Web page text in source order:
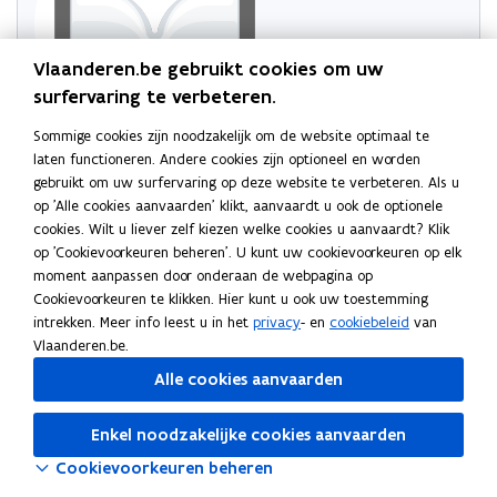
Probeer de pagina opnieuw te laden
Indien dit niet lukt, wacht even en probeer opnieuw
Neem contact met ons op
Heb je een vraag of opmerking?
Laat het ons weten
Vlaanderen.be gebruikt cookies om uw
surfervaring te verbeteren.
Sommige cookies zijn noodzakelijk om de website optimaal te
laten functioneren. Andere cookies zijn optioneel en worden
gebruikt om uw surfervaring op deze website te verbeteren. Als u
op 'Alle cookies aanvaarden' klikt, aanvaardt u ook de optionele
cookies. Wilt u liever zelf kiezen welke cookies u aanvaardt? Klik
op 'Cookievoorkeuren beheren'. U kunt uw cookievoorkeuren op elk
moment aanpassen door onderaan de webpagina op
Cookievoorkeuren te klikken. Hier kunt u ook uw toestemming
intrekken. Meer info leest u in het privacy- en cookiebeleid van
Vlaanderen.be.
Alle cookies aanvaarden
Enkel noodzakelijke cookies aanvaarden
Cookievoorkeuren beheren